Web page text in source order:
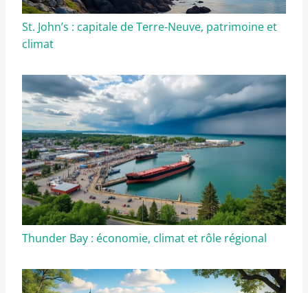
St. John’s : capitale de Terre-Neuve, patrimoine et
climat
Thunder Bay : économie, climat et rôle régional